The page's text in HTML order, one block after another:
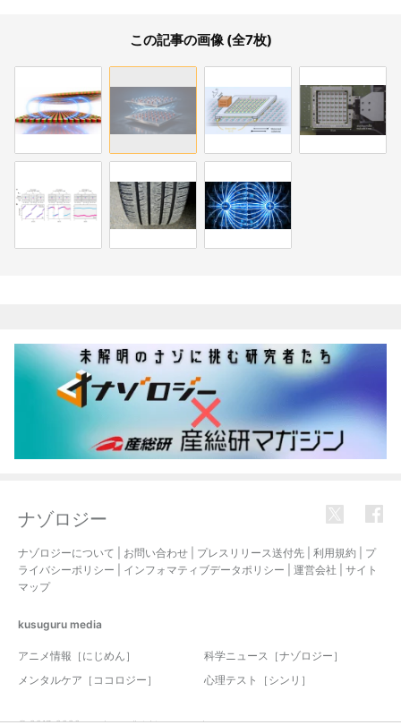
この記事の画像 (全7枚)
ナゾロジー
ナゾロジーについて お問い合わせ プレスリリース送付先 利用規約
プ
ライバシーポリシー
インフォマティブデータポリシー 運営会社
サイト
マップ
kusuguru media
アニメ情報［にじめん］
科学ニュース［ナゾロジー］
メンタルケア［ココロジー］
心理テスト［シンリ］